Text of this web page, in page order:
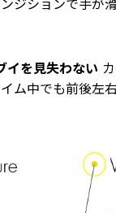
ジションで手が
を見失わない――
ム中でも前後左